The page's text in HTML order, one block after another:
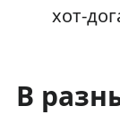
хот-
В